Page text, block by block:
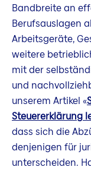
Bandbreite an
Berufsauslagen
Arbeitsgeräte,
weitere
mit der
und
unserem Artikel «
Steuererklärung
dass sich die
denjenigen für
unterscheiden.